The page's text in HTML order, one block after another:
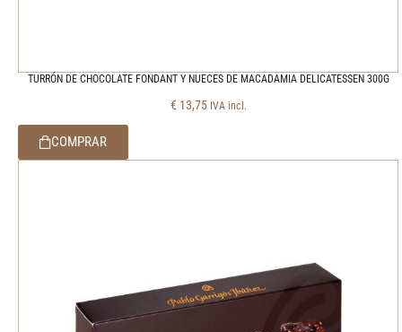
TURRÓN DE CHOCOLATE FONDANT Y NUECES DE MACADAMIA DELICATESSEN 300G
€ 13,75 IVA incl.
COMPRAR